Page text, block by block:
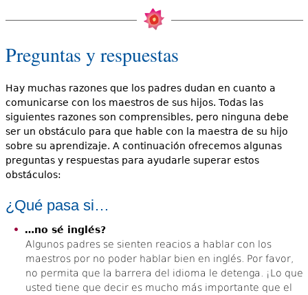
Preguntas y respuestas
Hay muchas razones que los padres dudan en cuanto a
comunicarse con los maestros de sus hijos. Todas las
siguientes razones son comprensibles, pero ninguna debe
ser un obstáculo para que hable con la maestra de su hijo
sobre su aprendizaje. A continuación ofrecemos algunas
preguntas y respuestas para ayudarle superar estos
obstáculos:
¿Qué pasa si…
…no sé inglés?
Algunos padres se sienten reacios a hablar con los
maestros por no poder hablar bien en inglés. Por favor,
no permita que la barrera del idioma le detenga. ¡Lo que
usted tiene que decir es mucho más importante que el